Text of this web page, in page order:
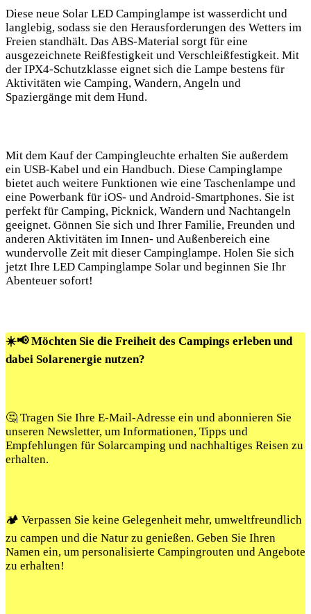
Diese neue Solar LED Campinglampe ist wasserdicht und
langlebig, sodass sie den Herausforderungen des Wetters im
Freien standhält. Das ABS-Material sorgt für eine
ausgezeichnete Reißfestigkeit und Verschleißfestigkeit. Mit
der IPX4-Schutzklasse eignet⁤ sich die Lampe bestens für
Aktivitäten wie Camping, ⁢Wandern,⁣ Angeln und
Spaziergänge mit dem Hund.
Mit dem Kauf ‌der Campingleuchte erhalten Sie außerdem
ein USB-Kabel und ein Handbuch.⁤ Diese Campinglampe⁤
bietet auch weitere Funktionen wie ⁣eine ‍Taschenlampe und
eine‍ Powerbank ⁣für iOS- und‌ Android-Smartphones. Sie ist
perfekt für Camping, Picknick, Wandern und Nachtangeln
geeignet. Gönnen⁤ Sie sich und Ihrer Familie, Freunden und
anderen Aktivitäten im ‌Innen- und Außenbereich eine
⁣wundervolle Zeit mit dieser Campinglampe. Holen Sie sich
jetzt Ihre LED Campinglampe Solar und ⁣beginnen Sie Ihr
Abenteuer sofort!
☀️📢 Möchten Sie die Freiheit des Campings erleben und
dabei Solarenergie nutzen?
🤔 Tragen Sie Ihre E-Mail-Adresse ein und abonnieren Sie
unseren Newsletter, um Informationen, Tipps und
Empfehlungen für Solarcamping und nachhaltiges Reisen zu
erhalten.
🏕️ Verpassen Sie keine Gelegenheit mehr, umweltfreundlich
zu campen und die Natur zu genießen. Geben Sie Ihren
Namen ein, um personalisierte Campingrouten und Angebote
zu erhalten!